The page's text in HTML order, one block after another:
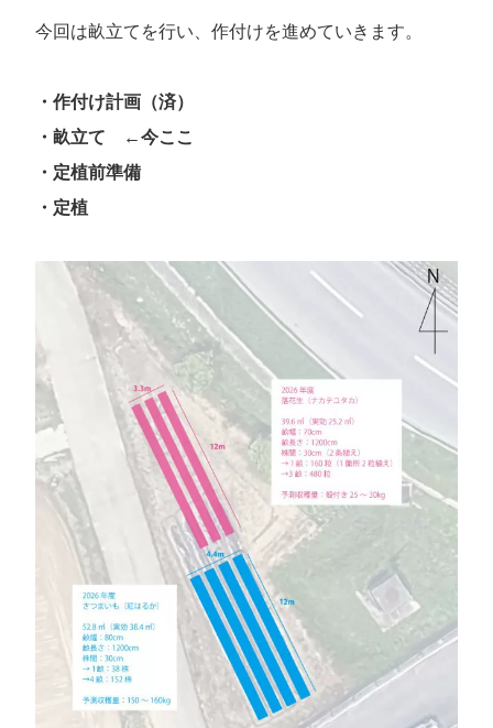
今回は畝立てを行い、作付けを進めていきます。
・作付け計画（済）
・畝立て ←今ここ
・定植前準備
・定植